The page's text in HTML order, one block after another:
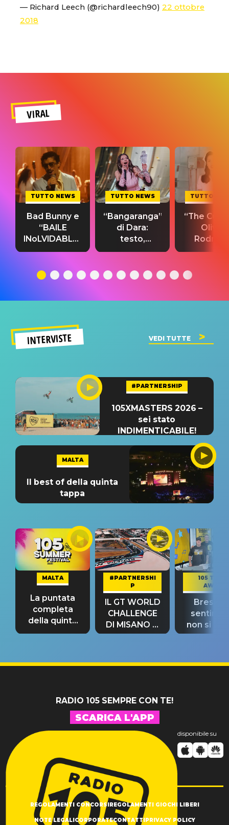
— Richard Leech (@richardleech90) 22 ottobre
2018
VIRAL
TUTTO NEWS
Bad Bunny e
“BAILE
INoLVIDABLE”:
testo,
significato
TUTTO NEWS
“Bangaranga”
di Dara:
testo,
traduzione e
del singolo
TUTTO
“The
Olivia
testo,
INTERVISTE VEDI TUTTE
#PARTNERSHIP
105XMASTERS 2026 –
sei stato
INDIMENTICABILE!
MALTA
Il best of della quinta
tappa
MALTA
La puntata
completa
della quinta
tappa
#PARTNERSHI
P
IL GT WORLD
CHALLENGE
DI MISANO si
riconferma
105 TAKE
AWAY
Bresh:
non si
fino alla
RADIO 105 SEMPRE CON TE!
SCARICA L'APP
disponibile su
REGOLAMENTI CONCORSI REGOLAMENTI GIOCHI LIBERI
NOTE LEGALI CORPORATECONTATTI PRIVACY POLICY